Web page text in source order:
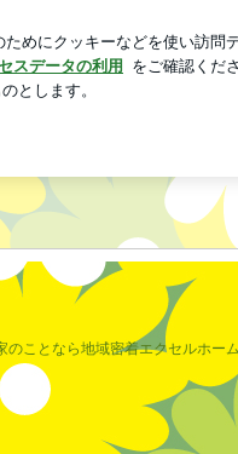
Ameblo
ログ
ことなら地域密着エクセルホー